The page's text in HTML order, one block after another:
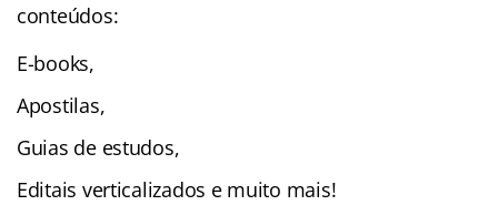
conteúdos:
E-books,
Apostilas,
Guias de estudos,
Editais verticalizados e muito mais!